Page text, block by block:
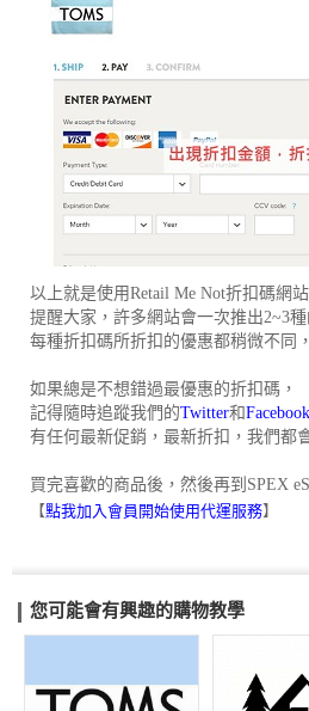
以上就是使用Retail Me Not折扣碼網
提醒大家，許多網站會一次推出2~3種
每種折扣碼所折扣的優惠都稍微不同
如果總是不想錯過最優惠的折扣碼，
記得隨時追蹤我們的Twitter和Facebook
有任何最新促銷，最新折扣，我們都
買完喜歡的商品後，然後再到SPEX
【點我加入會員開始使用代運服務】
您可能會有興趣的購物教學